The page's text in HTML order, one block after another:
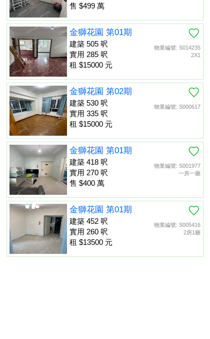
售 $499 萬
物業編號: S014235
2X1
金獅花園 第01期
建築 505 呎
實用 285 呎
租 $15000 元
物業編號: S000617
金獅花園 第02期
建築 530 呎
實用 335 呎
租 $15000 元
物業編號: S001977
一房一廳
金獅花園 第01期
建築 418 呎
實用 270 呎
售 $400 萬
物業編號: S005416
2房1廳
金獅花園 第01期
建築 452 呎
實用 260 呎
租 $13500 元